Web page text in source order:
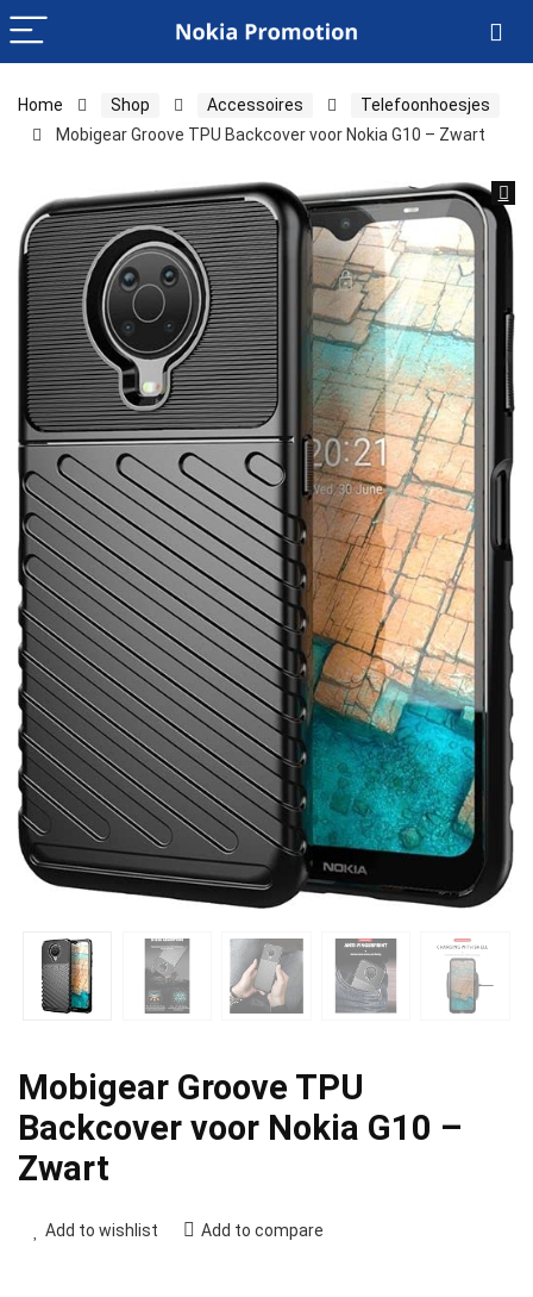
Home Shop Accessoires
Telefoonhoesjes
Mobigear Groove TPU Backcover voor Nokia G10 – Zwart
Mobigear Groove TPU
Backcover voor Nokia G10 –
Zwart
Add to wishlist Add to compare